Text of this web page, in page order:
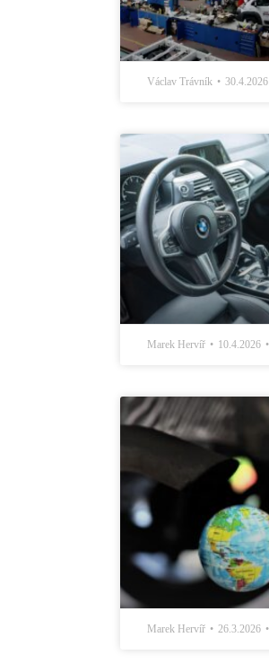
Václav Trávník 30.4.2026
Marek Hervíř 10.4.2026
Marek Hervíř 26.3.2026